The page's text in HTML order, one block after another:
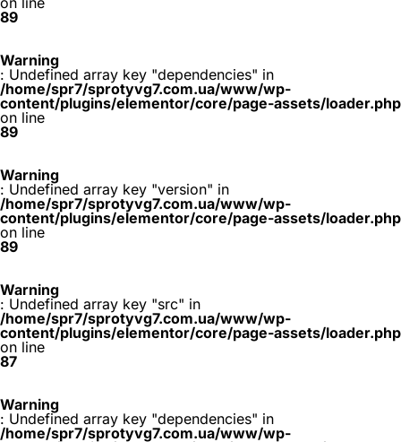
89
Warning
: Undefined array key "dependencies" in
/home/spr7/sprotyvg7.com.ua/www/wp-
content/plugins/elementor/core/page-assets/loader.php
on line
89
Warning
: Undefined array key "version" in
/home/spr7/sprotyvg7.com.ua/www/wp-
content/plugins/elementor/core/page-assets/loader.php
on line
89
Warning
: Undefined array key "src" in
/home/spr7/sprotyvg7.com.ua/www/wp-
content/plugins/elementor/core/page-assets/loader.php
on line
87
Warning
: Undefined array key "dependencies" in
/home/spr7/sprotyvg7.com.ua/www/wp-